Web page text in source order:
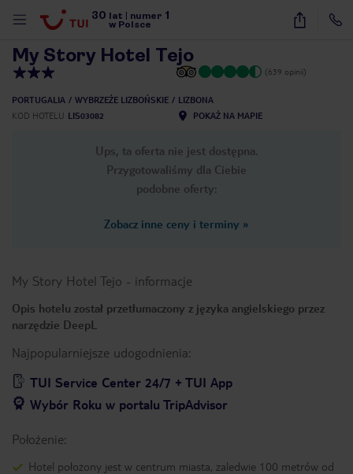
30 lat numer 1
w Polsce
18
My Story Hotel Tejo
(639 opinii)
PORTUGALIA WYBRZEŻE LIZBOŃSKIE
LIZBONA
KOD HOTELU LIS03082 POKAŻ NA MAPIE
Ups, ta oferta nie jest dostępna.
Przygotowaliśmy dla Ciebie
podobne oferty:
Zobacz inne ceny i terminy »
My Story Hotel Tejo - informacje
Opis hotelu został przetłumaczony z języka angielskiego przez
narzędzie DeepL
Najpopularniejsze udogodnienia:
TUI Service Center 24/7 + TUI App
Wybór Roku w portalu TripAdvisor
Położenie:
Hotel położony jest w centrum miasta, zaledwie 100 metrów od